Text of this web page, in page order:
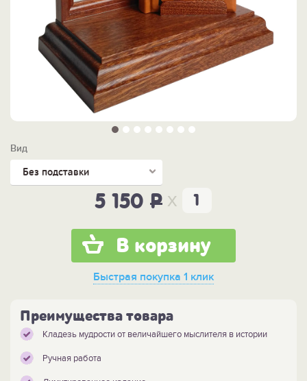
Вид
Без подставки
5 150 P x
В корзину
Быстрая покупка 1 клик
Преимущества товара
Кладезь мудрости от величайшего мыслителя в истории
Ручная работа